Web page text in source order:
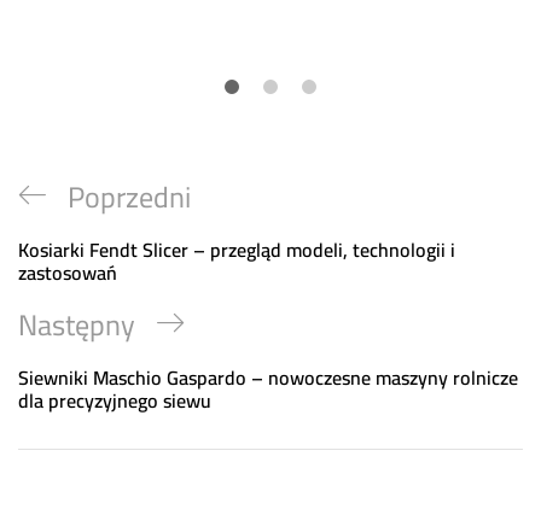
Nawigacja
wpisu
Previous
Post
Poprzedni
Kosiarki Fendt Slicer – przegląd modeli, technologii i
zastosowań
Next
Post
Następny
Siewniki Maschio Gaspardo – nowoczesne maszyny rolnicze
dla precyzyjnego siewu